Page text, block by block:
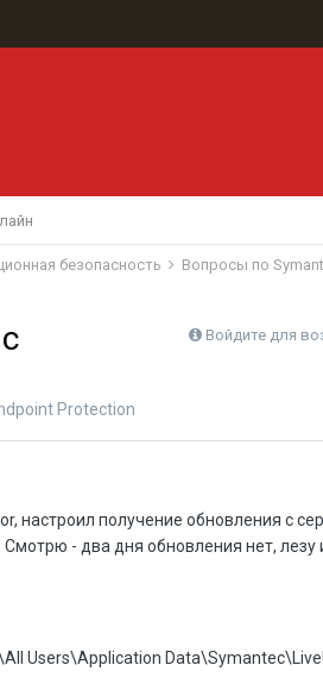
безопасность Вопросы по
Войдите для
Protection
настроил получение обновления с
- два дня обновления нет,
Users\Application